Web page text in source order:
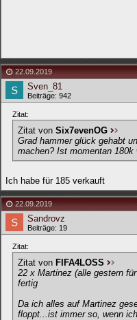
22.09.2019
Sven_81
Beiträge: 942
Zitat:
Zitat von Six7evenOG
Grad hammer glück gehabt
machen? Ist momentan
Ich habe für 185 verkauft
22.09.2019
Sandrovz
Beiträge: 19
Zitat:
Zitat von FIFA4LOSS
22 x Martinez (alle gestern
fertig
Da ich alles auf Martinez
floppt...ist immer so, wenn